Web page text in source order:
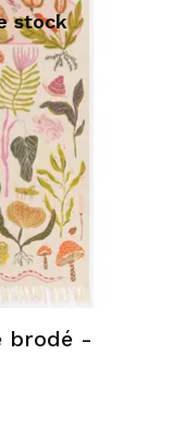
stock
brodé -